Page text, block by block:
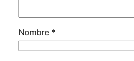
Nombre *